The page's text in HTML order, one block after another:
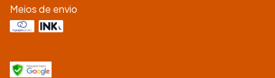
Meios de envio